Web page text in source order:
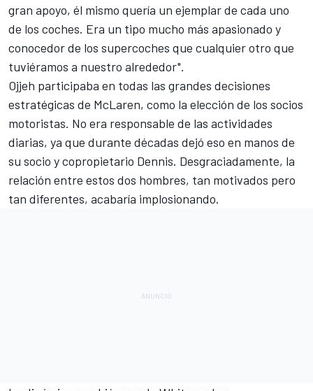
gran apoyo, él mismo quería un ejemplar de cada uno
de los coches. Era un tipo mucho más apasionado y
conocedor de los supercoches que cualquier otro que
tuviéramos a nuestro alrededor".
Ojjeh participaba en todas las grandes decisiones
estratégicas de McLaren, como la elección de los socios
motoristas. No era responsable de las actividades
diarias, ya que durante décadas dejó eso en manos de
su socio y copropietario Dennis. Desgraciadamente, la
relación entre estos dos hombres, tan motivados pero
tan diferentes, acabaría implosionando.